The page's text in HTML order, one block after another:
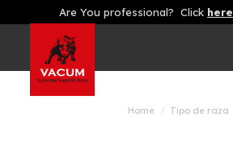
Are You professional? Click here
Home Tipo de raza